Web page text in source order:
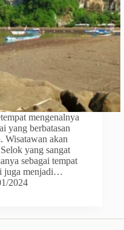
mengenalnya
yang berbatasan
Wisatawan akan
yang sangat
sebagai tempat
juga menjadi…
2024